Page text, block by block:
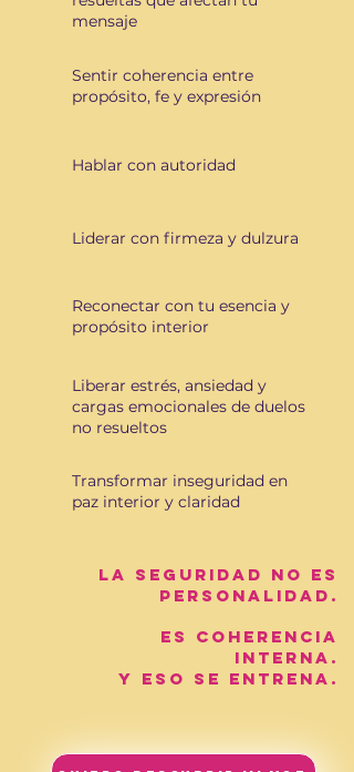
mensaje
Sentir coherencia entre
propósito, fe y expresión
Hablar con autoridad
Liderar con firmeza y dulzura
Reconectar con tu esencia y
propósito interior
Liberar estrés, ansiedad y
cargas emocionales de duelos
no resueltos
Transformar inseguridad en
paz interior y claridad
La seguridad no es
personalidad.
Es coherencia
interna.
Y eso se entrena.